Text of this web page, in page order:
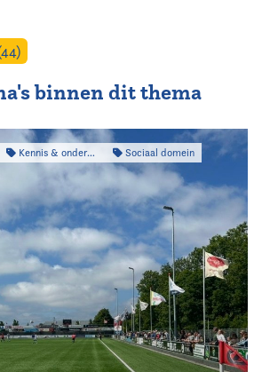
binnen dit thema
Kennis & onderzoek Sociaal domein